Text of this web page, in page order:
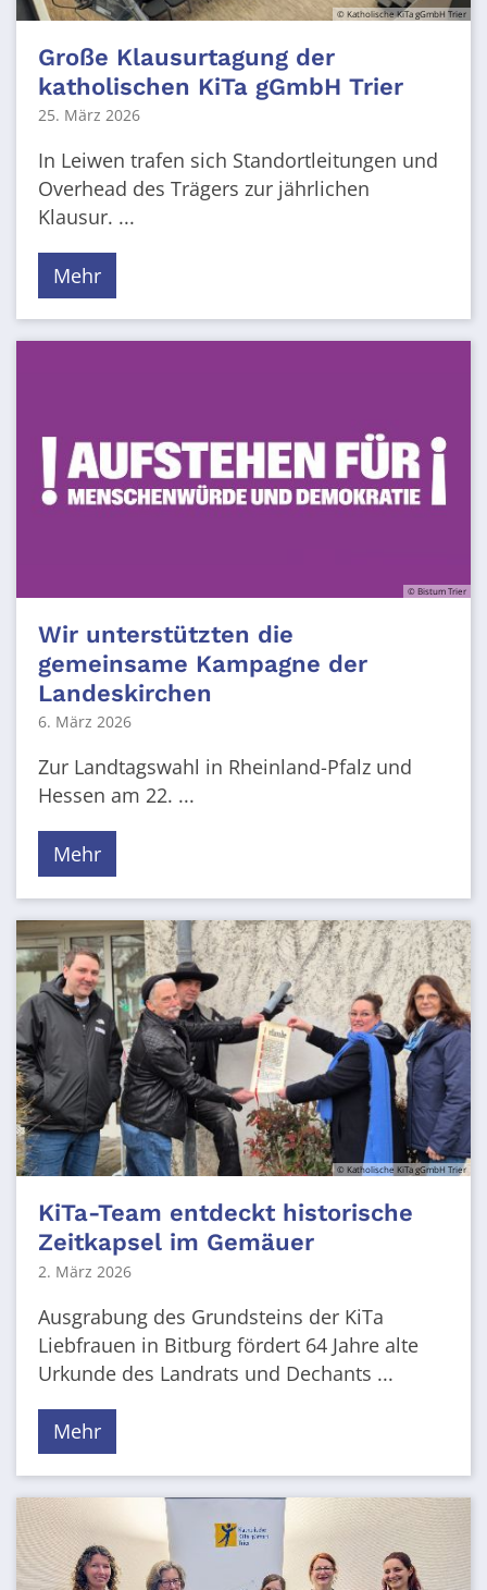
© Katholische KiTa gGmbH Trier
Große Klausurtagung der
katholischen KiTa gGmbH Trier
25. März 2026
In Leiwen trafen sich Standortleitungen und
Overhead des Trägers zur jährlichen
Klausur. ...
Mehr
© Bistum Trier
Wir unterstützten die
gemeinsame Kampagne der
Landeskirchen
6. März 2026
Zur Landtagswahl in Rheinland-Pfalz und
Hessen am 22. ...
Mehr
© Katholische KiTa gGmbH Trier
KiTa-Team entdeckt historische
Zeitkapsel im Gemäuer
2. März 2026
Ausgrabung des Grundsteins der KiTa
Liebfrauen in Bitburg fördert 64 Jahre alte
Urkunde des Landrats und Dechants ...
Mehr